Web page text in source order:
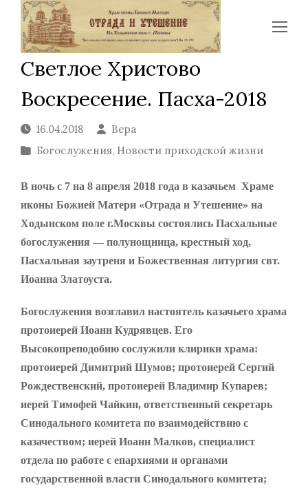
Светлое Христово
Воскресение. Пасха-2018
16.04.2018
Вера
Богослужения, Новости приходской жизни
В ночь с 7 на 8 апреля 2018 года в казачьем Храме
иконы Божией Матери «Отрада и Утешение» на
Ходынском поле г.Москвы состоялись Пасхальные
богослужения — полунощница, крестный ход,
Пасхальная заутреня и Божественная литургия свт.
Иоанна Златоуста.
Богослужения возглавил настоятель казачьего храма
протоиерей Иоанн Кудрявцев. Его
Высокопреподобию сослужили клирики храма:
протоиерей Димитрий Шумов; протоиерей Сергий
Рождественский, протоиерей Владимир Купарев;
иерей Тимофей Чайкин, ответственный секретарь
Синодального комитета по взаимодействию с
казачеством; иерей Иоанн Малков, специалист
отдела по работе с епархиями и органами
государственной власти Синодального комитета;